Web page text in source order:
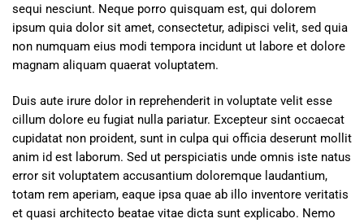
sequi nesciunt. Neque porro quisquam est, qui dolorem
ipsum quia dolor sit amet, consectetur, adipisci velit, sed quia
non numquam eius modi tempora incidunt ut labore et dolore
magnam aliquam quaerat voluptatem.
Duis aute irure dolor in reprehenderit in voluptate velit esse
cillum dolore eu fugiat nulla pariatur. Excepteur sint occaecat
cupidatat non proident, sunt in culpa qui officia deserunt mollit
anim id est laborum. Sed ut perspiciatis unde omnis iste natus
error sit voluptatem accusantium doloremque laudantium,
totam rem aperiam, eaque ipsa quae ab illo inventore veritatis
et quasi architecto beatae vitae dicta sunt explicabo. Nemo